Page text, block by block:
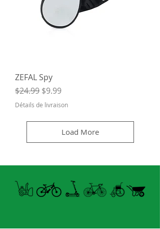
ZEFAL Spy
Regular Price
$24.99 Sale Price
$9.99
Détails de livraison
Load More